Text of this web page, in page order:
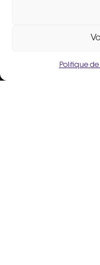
Politique
Un site fièrement